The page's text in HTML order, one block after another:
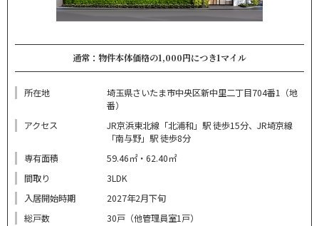
通常：物件本体価格の1,000円につき1マイル
所在地
埼玉県さいたま市中央区新中里二丁目704番1（地
番）
アクセス
JR京浜東北線「北浦和」駅 徒歩15分、JR埼京線
「南与野」駅 徒歩8分
専有面積
59.46㎡・62.40㎡
間取り
3LDK
入居開始時期
2027年2月下旬
総戸数
30戸（他管理員室1戸）